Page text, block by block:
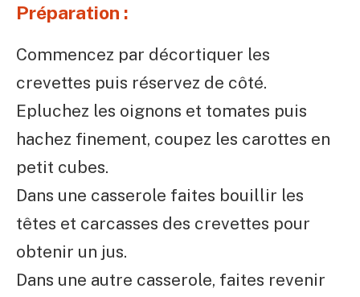
Préparation :
Commencez par décortiquer les
crevettes puis réservez de côté.
Epluchez les oignons et tomates puis
hachez finement, coupez les carottes en
petit cubes.
Dans une casserole faites bouillir les
têtes et carcasses des crevettes pour
obtenir un jus.
Dans une autre casserole, faites revenir